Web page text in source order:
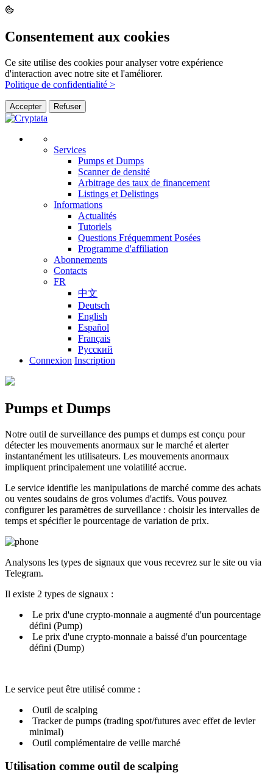
Consentement aux cookies
Ce site utilise des cookies pour analyser votre expérience
d'interaction avec notre site et l'améliorer.
Politique de confidentialité >
Accepter Refuser
Services
Pumps et Dumps
Scanner de densité
Arbitrage des taux de financement
Listings et Delistings
Informations
Actualités
Tutoriels
Questions Fréquemment Posées
Programme d'affiliation
Abonnements
Contacts
FR
中文
Deutsch
English
Español
Français
Русский
Connexion Inscription
Pumps et Dumps
Notre outil de surveillance des pumps et dumps est conçu pour
détecter les mouvements anormaux sur le marché et alerter
instantanément les utilisateurs. Les mouvements anormaux
impliquent principalement une volatilité accrue.
Le service identifie les manipulations de marché comme des achats
ou ventes soudains de gros volumes d'actifs. Vous pouvez
configurer les paramètres de surveillance : choisir les intervalles de
temps et spécifier le pourcentage de variation de prix.
Analysons les types de signaux que vous recevrez sur le site ou via
Telegram.
Il existe 2 types de signaux :
Le prix d'une crypto-monnaie a augmenté d'un pourcentage
défini (Pump)
Le prix d'une crypto-monnaie a baissé d'un pourcentage
défini (Dump)
Le service peut être utilisé comme :
Outil de scalping
Tracker de pumps (trading spot/futures avec effet de levier
minimal)
Outil complémentaire de veille marché
Utilisation comme outil de scalping